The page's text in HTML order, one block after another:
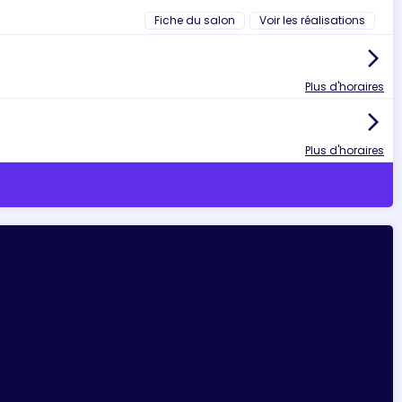
Fiche du salon Voir les réalisations
arrow_forward_ios
Plus d'horaires
arrow_forward_ios
Plus d'horaires